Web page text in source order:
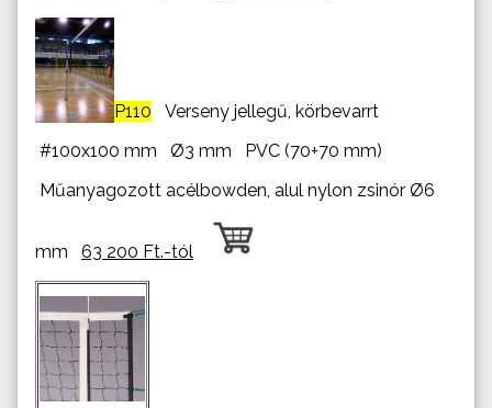
P110 Verseny jellegű, körbevarrt
#100x100 mm Ø3 mm PVC (70+70 mm)
Műanyagozott acélbowden, alul nylon zsinór Ø6
mm 63 200 Ft.-tól